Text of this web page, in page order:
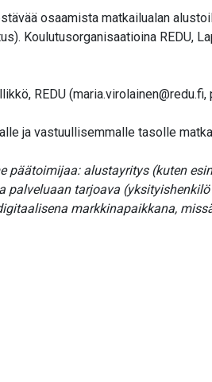
osaamista matkailualan
Koulutusorganisaatioina REDU,
REDU
ja vastuullisemmalle tasolle
päätoimijaa: alustayritys (kuten
palveluaan tarjoava
markkinapaikkana,